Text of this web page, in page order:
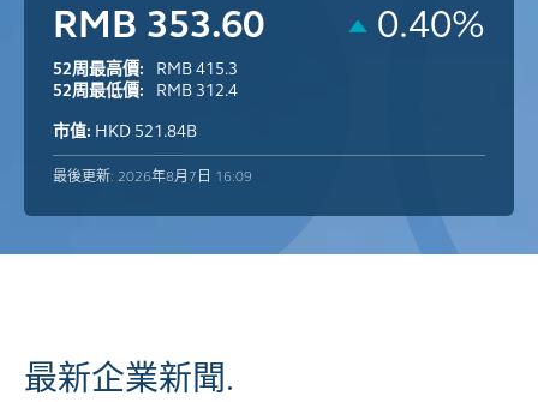
RMB 353.60 0.40%
52周最高價:
RMB 415.3
52周最低價:
RMB 312.4
市值: HKD 521.84B
最後更新: 2026年8月7日 16:09
最新企業新聞.